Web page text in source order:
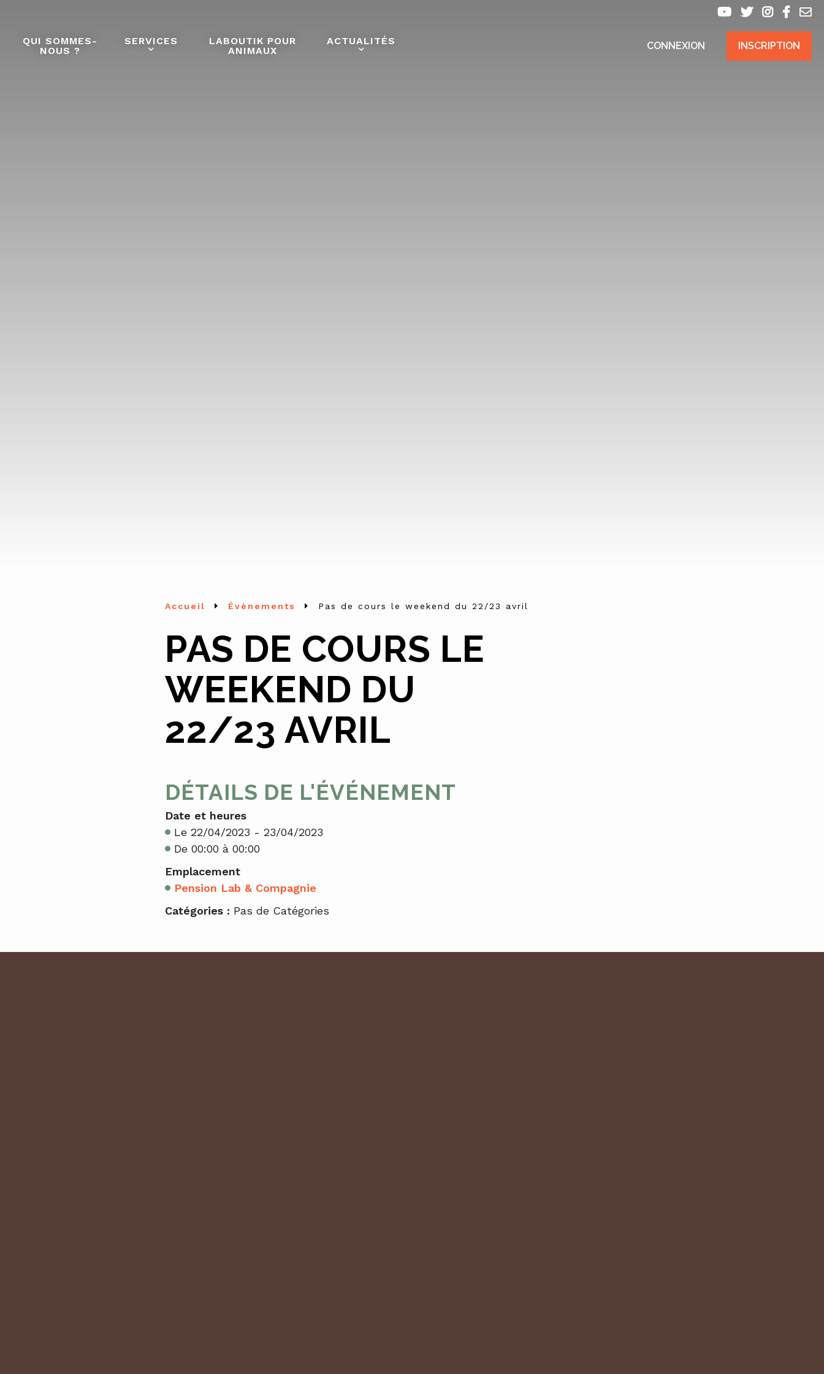
QUI SOMMES-
NOUS ?
SERVICES
LABOUTIK POUR
ANIMAUX
ACTUALITÉS CONNEXION INSCRIPTION
Accueil Évènements Pas de cours le weekend du 22/23 avril
PAS DE COURS LE
WEEKEND DU
22/23 AVRIL
DÉTAILS DE L'ÉVÉNEMENT
Date et heures
Le 22/04/2023 - 23/04/2023
De 00:00 à 00:00
Emplacement
Pension Lab & Compagnie
Catégories : Pas de Catégories